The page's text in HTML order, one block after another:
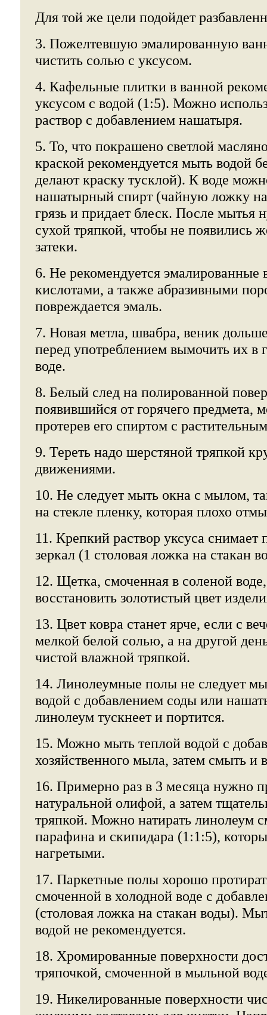
Для той же цели подойдет
3. Пожелтевшую эмалированную
чистить солью с уксусом.
4. Кафельные плитки в ванной
уксусом с водой (1:5). Можно
раствор с добавлением нашатыря.
5. То, что покрашено светлой
краской рекомендуется мыть водой
делают краску тусклой). К воде
нашатырный спирт (чайную ложку на
грязь и придает блеск. После мытья
сухой тряпкой, чтобы не появились
затеки.
6. Не рекомендуется эмалированные
кислотами, а также абразивными
повреждается эмаль.
7. Новая метла, швабра, веник
перед употреблением вымочить их в
воде.
8. Белый след на полированной
появившийся от горячего предмета,
протерев его спиртом с
9. Тереть надо шерстяной тряпкой
движениями.
10. Не следует мыть окна с мылом,
на стекле пленку, которая плохо
11. Крепкий раствор уксуса снимает
зеркал (1 столовая ложка на стакан
12. Щетка, смоченная в соленой
восстановить золотистый цвет
13. Цвет ковра станет ярче, если с
мелкой белой солью, а на другой
чистой влажной тряпкой.
14. Линолеумные полы не следует
водой с добавлением соды или
линолеум тускнеет и портится.
15. Можно мыть теплой водой с
хозяйственного мыла, затем смыть и
16. Примерно раз в 3 месяца нужно
натуральной олифой, а затем
тряпкой. Можно натирать линолеум
парафина и скипидара (1:1:5),
нагретыми.
17. Паркетные полы хорошо
смоченной в холодной воде с
(столовая ложка на стакан воды).
водой не рекомендуется.
18. Хромированные поверхности
тряпочкой, смоченной в мыльной
19. Никелированные поверхности